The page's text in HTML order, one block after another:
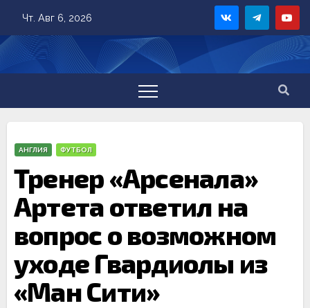
content
Чт. Авг 6, 2026
АНГЛИЯ ФУТБОЛ
Тренер «Арсенала»
Артета ответил на
вопрос о возможном
уходе Гвардиолы из
«Ман Сити»